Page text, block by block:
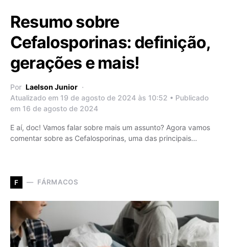
Resumo sobre
Cefalosporinas: definição,
gerações e mais!
Por Laelson Junior
Atualizado em 19 de agosto de 2024 às 10:52 • Publicado
em 16 de agosto de 2024
E aí, doc! Vamos falar sobre mais um assunto? Agora vamos
comentar sobre as Cefalosporinas, uma das principais…
F FÁRMACOS